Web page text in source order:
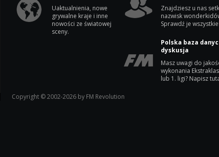
Uaktualnienia, nowe
grywalne kraje i inne
nowości ze światowej
sceny.
Znajdziesz u nas
nazwisk
Sprawdź je
Polska baza
dyskusja
Masz uwagi do
wykonania
lub 1. ligi? Napisz
Copyright © 2002-2026 by FM Revolution